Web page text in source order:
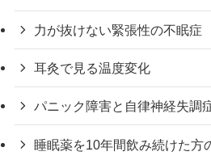
力が抜けない緊張性の不眠症
耳灸で見る温度変化
パニック障害と自律神経失調
睡眠薬を10年間飲み続けた方